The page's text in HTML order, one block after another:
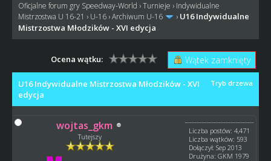
Oficjalne forum gry Speedway-World ›Turnieje › Indywidualne
Mistrzostwa U 16-21 › U-16›Archiwum U-16 › U16 Indywidualne
Mistrzostwa Młodzików - XVI edycja
Wątek zamknięty
Ocena wątku:
Tryb drzewa
U16 Indywidualne Mistrzostwa Młodzików - XVI
edycja
wojtas_gkm
Tutejszy
Liczba postów: 4,471
Liczba wątków: 593
Dołączył: Sep 2013
Drużyna: GKM 1979